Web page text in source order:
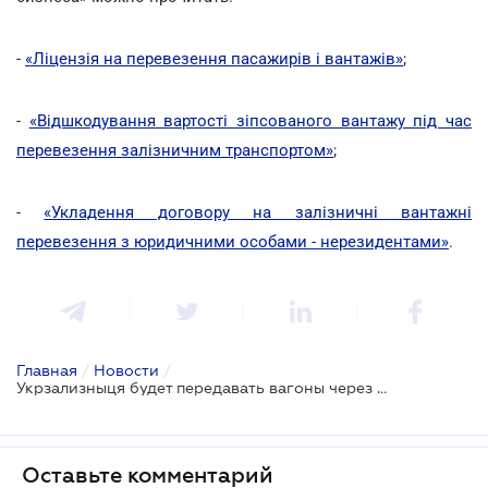
- «Ліцензія на перевезення пасажирів і вантажів»;
- «Відшкодування вартості зіпсованого вантажу під час
перевезення залізничним транспортом»;
- «Укладення договору на залізничні вантажні
перевезення з юридичними особами - нерезидентами».
Главная / Новости /
Укрзализныця будет передавать вагоны через электронные аукционы
Оставьте комментарий